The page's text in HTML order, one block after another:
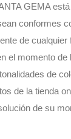
GEMA
conformes
de cualquier
el momento de
de
de la tienda
de su